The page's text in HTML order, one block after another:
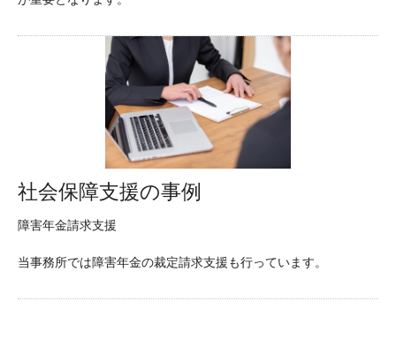
社会保障支援の事例
障害年金請求支援
当事務所では障害年金の裁定請求支援も行っています。